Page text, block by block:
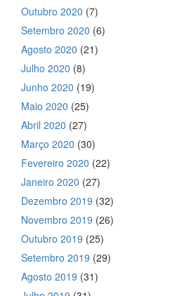
Outubro 2020 (7)
Setembro 2020 (6)
Agosto 2020 (21)
Julho 2020 (8)
Junho 2020 (19)
Maio 2020 (25)
Abril 2020 (27)
Março 2020 (30)
Fevereiro 2020 (22)
Janeiro 2020 (27)
Dezembro 2019 (32)
Novembro 2019 (26)
Outubro 2019 (25)
Setembro 2019 (29)
Agosto 2019 (31)